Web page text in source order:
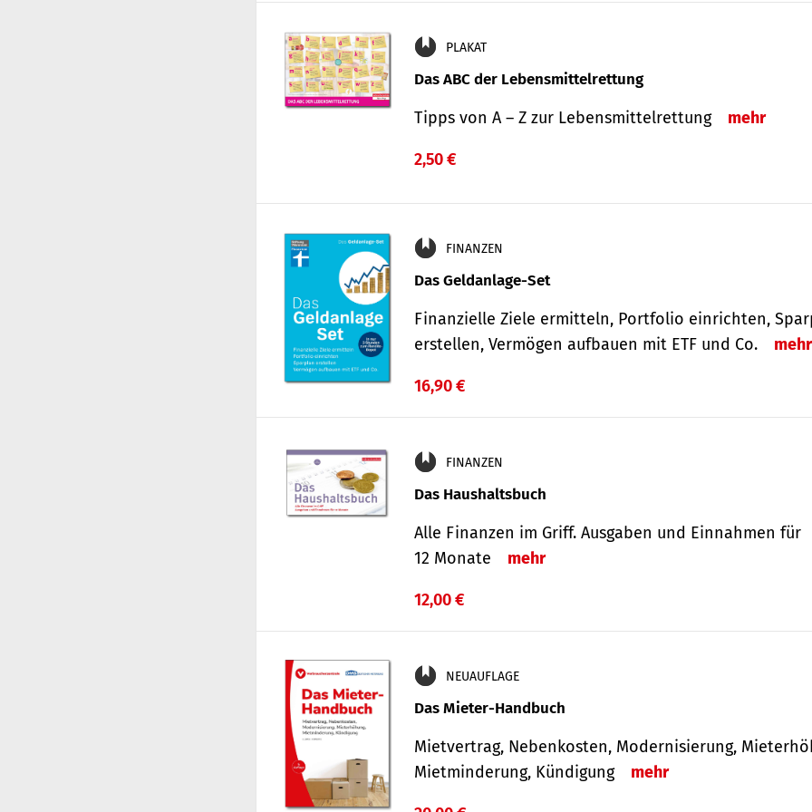
PLAKAT
Das ABC der Lebensmittelrettung
Tipps von A – Z zur Lebensmittelrettung mehr
2,50 €
FINANZEN
Das Geldanlage-Set
Finanzielle Ziele ermitteln, Portfolio einrichten,
erstellen, Vermögen aufbauen mit ETF und Co.
mehr
16,90 €
FINANZEN
Das Haushaltsbuch
Alle Finanzen im Griff. Aus­gaben und Ein­nahmen für
12 Monate
mehr
12,00 €
NEUAUFLAGE
Das Mieter-Handbuch
Mietvertrag, Nebenkosten, Modernisierung,
Mietminderung, Kündigung
mehr